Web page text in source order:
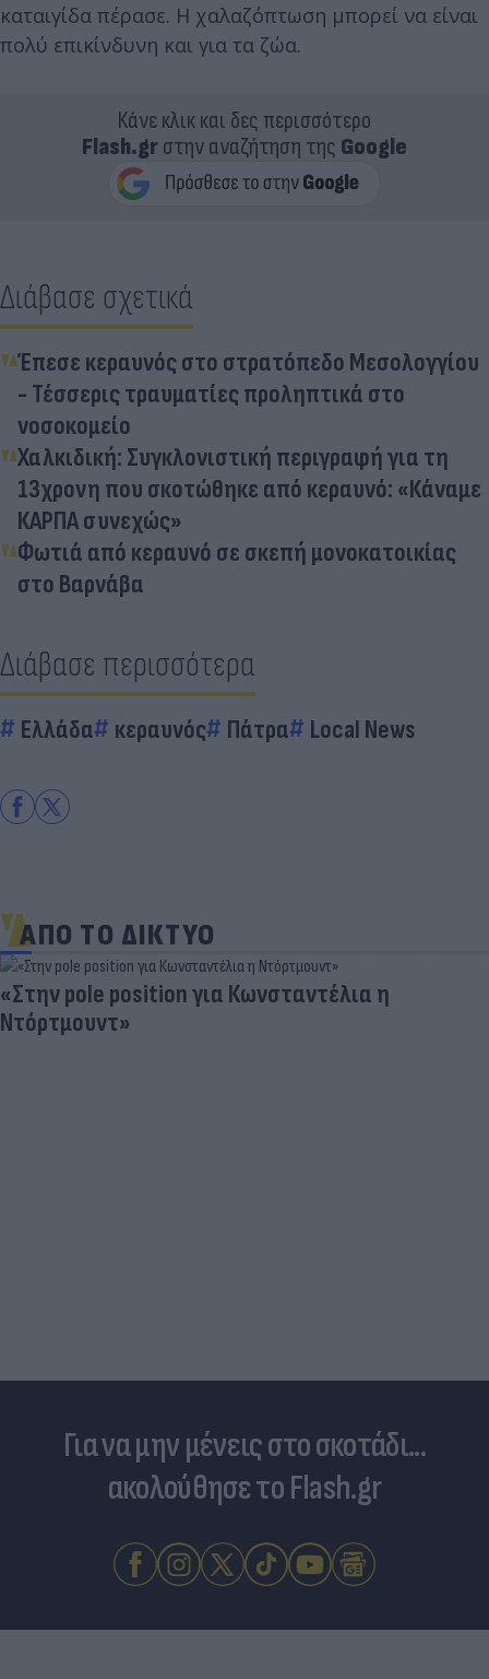
καταιγίδα πέρασε. Η χαλαζόπτωση μπορεί να είναι
πολύ επικίνδυνη και για τα ζώα.
Κάνε κλικ και δες περισσότερο
Flash.grστην αναζήτηση της Google
Διάβασε σχετικά
Έπεσε κεραυνός στο στρατόπεδο Μεσολογγίου
- Τέσσερις τραυματίες προληπτικά στο
νοσοκομείο
Χαλκιδική: Συγκλονιστική περιγραφή για τη
13χρονη που σκοτώθηκε από κεραυνό: «Κάναμε
ΚΑΡΠΑ συνεχώς»
Φωτιά από κεραυνό σε σκεπή μονοκατοικίας
στο Βαρνάβα
Διάβασε περισσότερα
Ελλάδα κεραυνός Πάτρα Local News
ΑΠΟ ΤΟ ΔΙΚΤΥΟ
«Στην pole position για Κωνσταντέλια η
Ντόρτμουντ»
Για να μην μένεις στο σκοτάδι...
ακολούθησε το Flash.gr